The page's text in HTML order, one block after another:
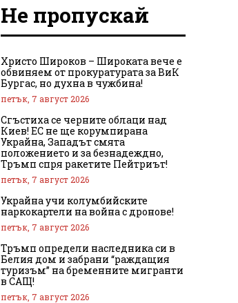
Не пропускай
Христо Широков – Широката вече е
обвиняем от прокуратурата за ВиК
Бургас, но духна в чужбина!
петък, 7 август 2026
Сгъстиха се черните облаци над
Киев! ЕС не ще корумпирана
Украйна, Западът смята
положението и за безнадеждно,
Тръмп спря ракетите Пейтриът!
петък, 7 август 2026
Украйна учи колумбийските
наркокартели на война с дронове!
петък, 7 август 2026
Тръмп определи наследника си в
Белия дом и забрани “раждащия
туризъм” на бременните мигранти
в САЩ!
петък, 7 август 2026